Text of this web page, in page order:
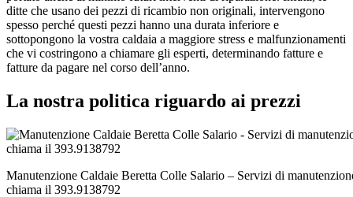
ditte che usano dei pezzi di ricambio non originali, intervengono
spesso perché questi pezzi hanno una durata inferiore e
sottopongono la vostra caldaia a maggiore stress e malfunzionamenti
che vi costringono a chiamare gli esperti, determinando fatture e
fatture da pagare nel corso dell’anno.
La nostra politica riguardo ai prezzi
Manutenzione Caldaie Beretta Colle Salario – Servizi di
chiama il 393.9138792